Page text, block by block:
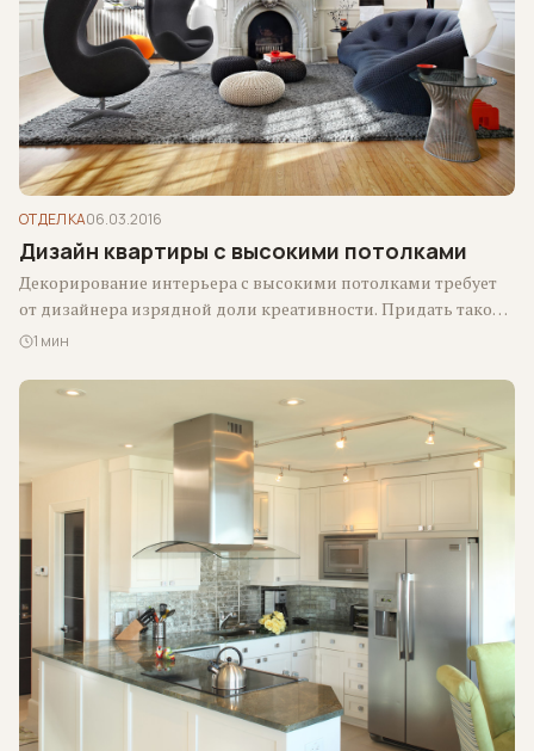
ОТДЕЛКА06.03.2016
Дизайн квартиры с высокими потолками
Декорирование интерьера с высокими потолками требует
от дизайнера изрядной доли креативности. Придать такому
помещению индивидуальность и стильный вид ничуть не…
1 мин